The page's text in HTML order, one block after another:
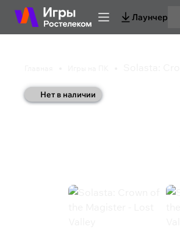
Лаунчер
Нет в наличии